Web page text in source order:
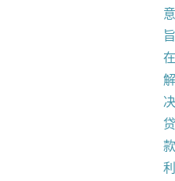
意
旨
在
解
决
贷
款
利